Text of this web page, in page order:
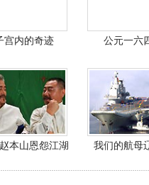
宫内的奇迹 公元一六
本山恩怨江湖 我们的航母